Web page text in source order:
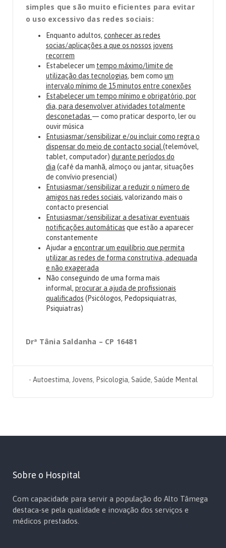
simples que são muito eficientes para evitar
o uso excessivo das redes sociais:
Enquanto adultos, conhecer as redes
socias/aplicações a que os nossos jovens
recorrem
Estabelecer um tempo máximo/limite de
utilização das tecnologias, bem como um
intervalo mínimo de 15 minutos entre conexões
Estabelecer um tempo mínimo e obrigatório, por
dia, para desenvolver atividades totalmente
desconetadas — como praticar desporto, ler ou
ouvir música
Entusiasmar/sensibilizar e/ou incluir como regra o
dispensar do meio de contacto social (telemóvel,
tablet, computador) durante períodos do
dia (café da manhã, almoço ou jantar, situações
de convívio presencial)
Entusiasmar/sensibilizar a reduzir o número de
amigos nas redes sociais, valorizando mais o
contacto presencial
Entusiasmar/sensibilizar a desativar eventuais
notificações automáticas que estão a aparecer
constantemente
Ajudar a encontrar um equilíbrio que permita
utilizar as redes de forma construtiva, adequada
e não exagerada
Não conseguindo de uma forma mais
informal, procurar a ajuda de profissionais
qualificados (Psicólogos, Pedopsiquiatras,
Psiquiatras)
Drª Tânia Saldanha – CP 16481
- Autoestima, Jovens, Psicologia, Saúde, Saúde Mental
Sobre o Hospital
Com capacidade para servir a população do Alto Tâmega
destaca-se pela qualidade e inovação dos serviços e
médicos prestados.